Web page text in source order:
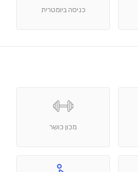
כניסה ביומטרית
מכון כושר